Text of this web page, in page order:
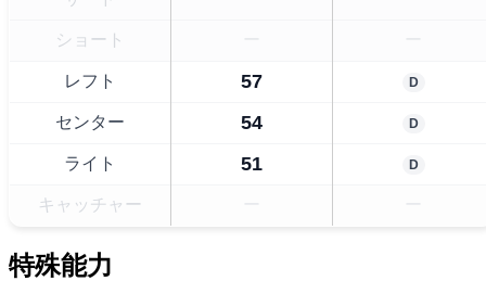
ショート
レフト 57 D
センター 54 D
ライト 51 D
キャッチャー
特殊能力